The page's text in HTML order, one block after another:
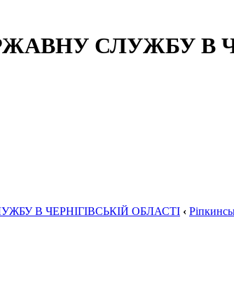
СЛУЖБУ В
В ЧЕРНІГІВСЬКІЙ ОБЛАСТІ ‹